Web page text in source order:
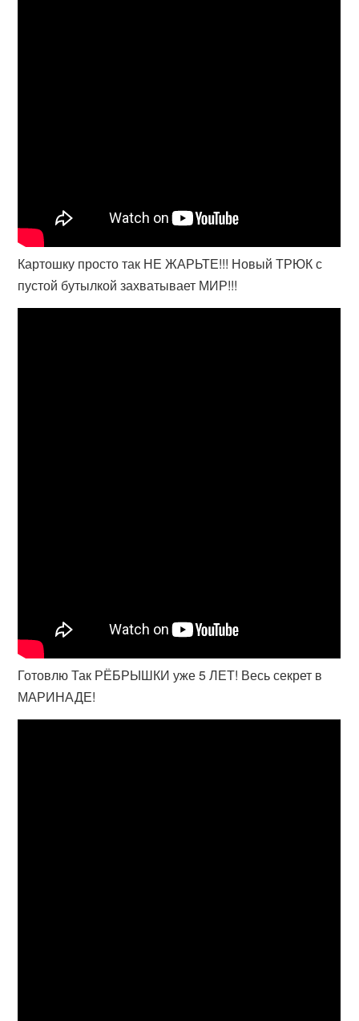
Картошку просто так НЕ ЖАРЬТЕ!!! Новый ТРЮК с
пустой бутылкой захватывает МИР!!!
Готовлю Так РЁБРЫШКИ уже 5 ЛЕТ! Весь секрет в
МАРИНАДЕ!